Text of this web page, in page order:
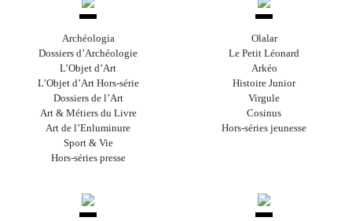
Archéologia
Dossiers d’Archéologie
L’Objet d’Art
L’Objet d’Art Hors-série
Dossiers de l’Art
Art & Métiers du Livre
Art de l’Enluminure
Sport & Vie
Hors-séries presse
Olalar
Le Petit Léonard
Arkéo
Histoire Junior
Virgule
Cosinus
Hors-séries jeunesse